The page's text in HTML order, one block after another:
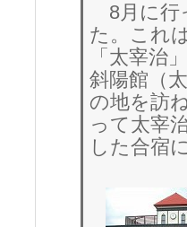
8月に行
た。これ
「太宰治
斜陽館（
の地を訪
って太宰
した合宿